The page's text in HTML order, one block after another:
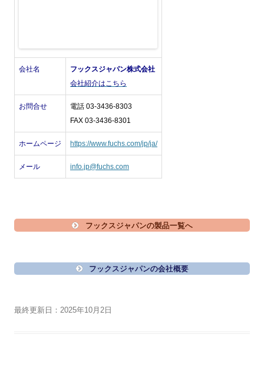
会社名
フックスジャパン株式会社
会社紹介はこちら
お問合せ
電話 03-3436-8303
FAX 03-3436-8301
ホームページ https://www.fuchs.com/jp/ja/
メール info.jp@fuchs.com
フックスジャパンの製品一覧へ
フックスジャパンの会社概要
最終更新日：2025年10月2日